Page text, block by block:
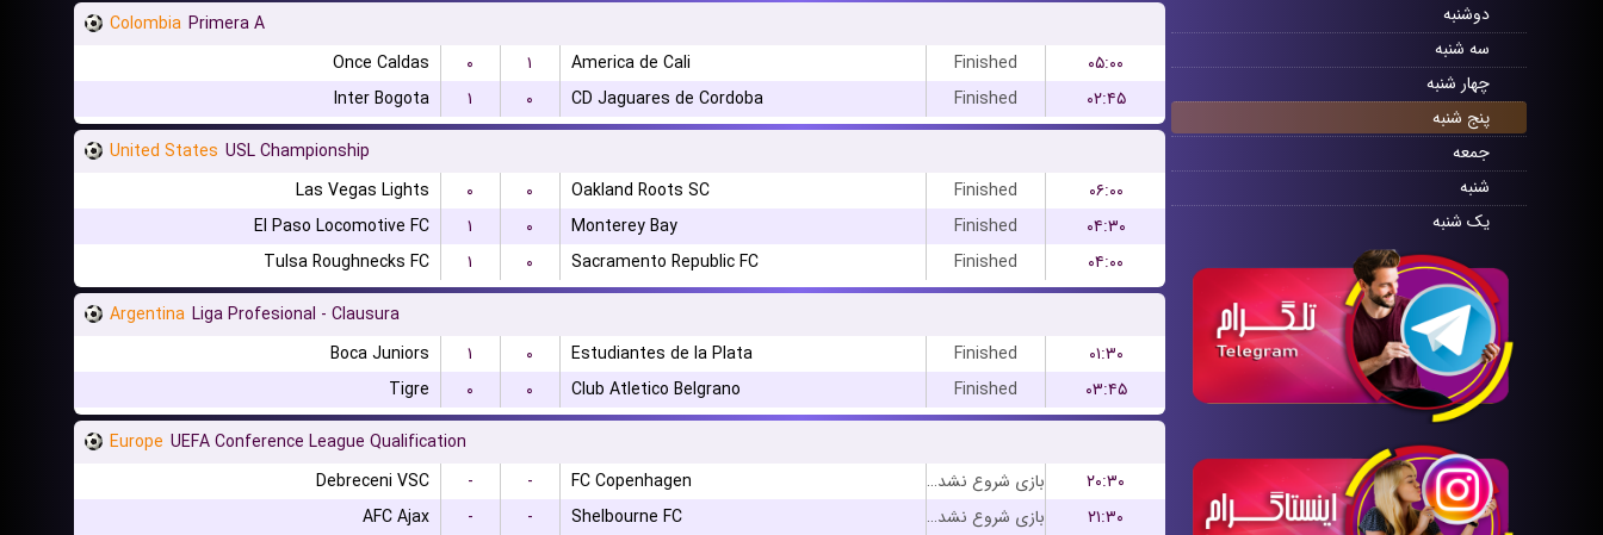
دوشنبه
سه شنبه
چهار شنبه
پنج شنبه
جمعه
شنبه
یک شنبه
Colombia Primera A
Once Caldas
۰ ۱ America de Cali Finished
۰۵:۰۰
Inter Bogota
۱ ۰ CD Jaguares de Cordoba Finished
۰۲:۴۵
United States USL Championship
Las Vegas Lights
۰ ۰ Oakland Roots SC Finished
۰۶:۰۰
El Paso Locomotive FC
۱ ۰ Monterey Bay Finished
۰۴:۳۰
Tulsa Roughnecks FC
۱ ۰ Sacramento Republic FC Finished
۰۴:۰۰
Argentina Liga Profesional - Clausura
Boca Juniors
۱ ۰ Estudiantes de la Plata Finished
۰۱:۳۰
Tigre
۰ ۰ Club Atletico Belgrano Finished
۰۳:۴۵
Europe UEFA Conference League Qualification
Debreceni VSC
- - FC Copenhagen بازی شروع نشده است
۲۰:۳۰
AFC Ajax
- - Shelbourne FC بازی شروع نشده است
۲۱:۳۰